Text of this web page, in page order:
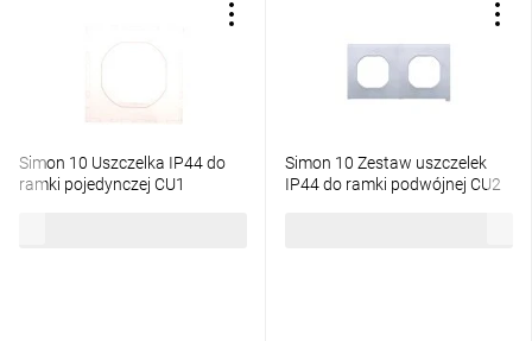
Simon 10 Uszczelka IP44 do
ramki pojedynczej CU1
Simon 10 Zestaw uszczelek
IP44 do ramki podwójnej CU2